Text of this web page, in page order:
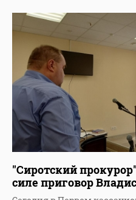
"Сиротский
силе приговор